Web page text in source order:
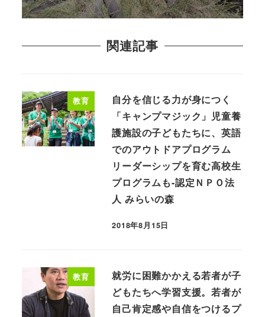
関連記事
教育
自分を信じる力が身につく
「キャンプマジック」児童養
護施設の子どもたちに、英語
でのアウトドアプログラム
リーダーシップを育む高校生
プログラムも-認定ＮＰＯ法
人 みらいの森
2018年8月15日
教育
就労に困難かかえる若者が子
どもたちへ学習支援。若者が
自己肯定感や自信をつけるプ